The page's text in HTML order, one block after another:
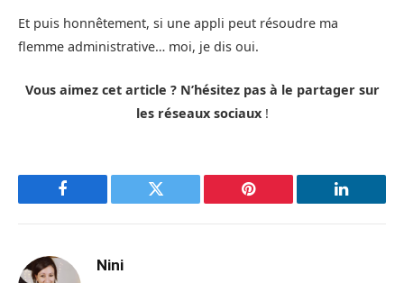
Et puis honnêtement, si une appli peut résoudre ma
flemme administrative… moi, je dis oui.
Vous aimez cet article ? N’hésitez pas à le partager sur
les réseaux sociaux!
Facebook Twitter Pinterest LinkedIn
Nini